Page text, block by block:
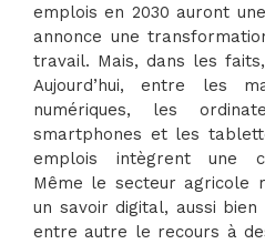
emplois en 2030 auront
annonce une
travail. Mais, dans les
Aujourd’hui, entre les
numériques, les
smartphones et les
emplois intègrent une
Même le secteur agricole
un savoir digital, aussi
entre autre le recours à